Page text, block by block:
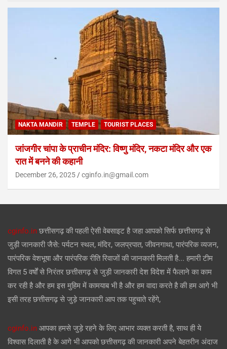
NAKTA MANDIR TEMPLE TOURIST PLACES
जांजगीर चांपा के प्राचीन मंदिर: विष्णु मंदिर, नकटा मंदिर और एक
रात में बनने की कहानी
December 26, 2025 cginfo.in@gmail.com
cginfo.in छत्तीसगढ़ की पहली ऐसी वेबसाइट है जहा आपको सिर्फ छत्तीसगढ़ से
जुड़ी जानकारी जैसे: पर्यटन स्थल, मंदिर, जलप्रपात, जीवनगाथा, पारंपरिक व्यजन,
पारंपरिक वेशभूषा और पारंपरिक रीति रिवाजों की जानकारी मिलती है... हमारी टीम
विगत 5 वर्षों से निरंतर छत्तीसगढ़ से जुड़ी जानकारी देश विदेश में फैलाने का काम
कर रही है और हम इस मुहिम में कामयाब भी है और हम वादा करते है की हम आगे भी
इसी तरह छत्तीसगढ़ से जुड़े जानकारी आप तक पहुचाते रहेंगे,
cginfo.in आपका हमसे जुड़े रहने के लिए आभार व्यक्त करती है, साथ ही ये
विश्वास दिलाती है के आगे भी आपको छत्तीसगढ़ की जानकारी अपने बेहतरीन अंदाज